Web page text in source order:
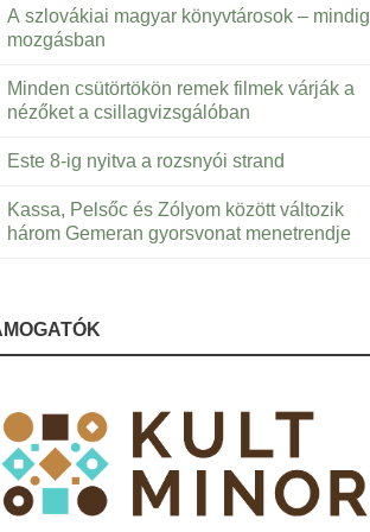
A szlovákiai magyar könyvtárosok – mindig
mozgásban
Minden csütörtökön remek filmek várják a
nézőket a csillagvizsgálóban
Este 8-ig nyitva a rozsnyói strand
Kassa, Pelsőc és Zólyom között változik
három Gemeran gyorsvonat menetrendje